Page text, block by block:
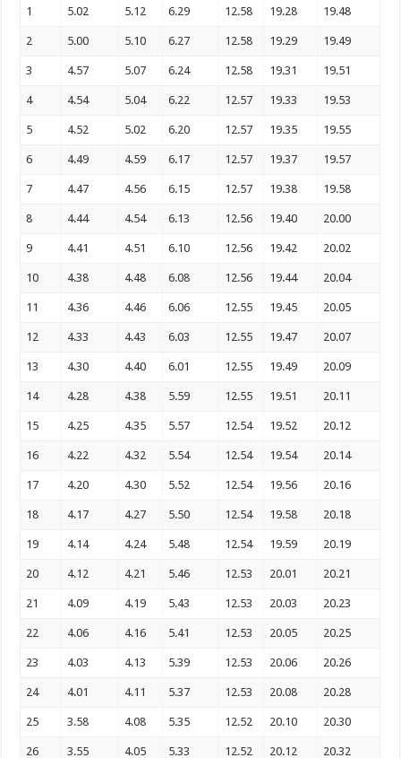
1 5.02 5.12 6.29 12.58 19.28 19.48
2 5.00 5.10 6.27 12.58 19.29 19.49
3 4.57 5.07 6.24 12.58 19.31 19.51
4 4.54 5.04 6.22 12.57 19.33 19.53
5 4.52 5.02 6.20 12.57 19.35 19.55
6 4.49 4.59 6.17 12.57 19.37 19.57
7 4.47 4.56 6.15 12.57 19.38 19.58
8 4.44 4.54 6.13 12.56 19.40 20.00
9 4.41 4.51 6.10 12.56 19.42 20.02
10 4.38 4.48 6.08 12.56 19.44 20.04
11 4.36 4.46 6.06 12.55 19.45 20.05
12 4.33 4.43 6.03 12.55 19.47 20.07
13 4.30 4.40 6.01 12.55 19.49 20.09
14 4.28 4.38 5.59 12.55 19.51 20.11
15 4.25 4.35 5.57 12.54 19.52 20.12
16 4.22 4.32 5.54 12.54 19.54 20.14
17 4.20 4.30 5.52 12.54 19.56 20.16
18 4.17 4.27 5.50 12.54 19.58 20.18
19 4.14 4.24 5.48 12.54 19.59 20.19
20 4.12 4.21 5.46 12.53 20.01 20.21
21 4.09 4.19 5.43 12.53 20.03 20.23
22 4.06 4.16 5.41 12.53 20.05 20.25
23 4.03 4.13 5.39 12.53 20.06 20.26
24 4.01 4.11 5.37 12.53 20.08 20.28
25 3.58 4.08 5.35 12.52 20.10 20.30
26 3.55 4.05 5.33 12.52 20.12 20.32